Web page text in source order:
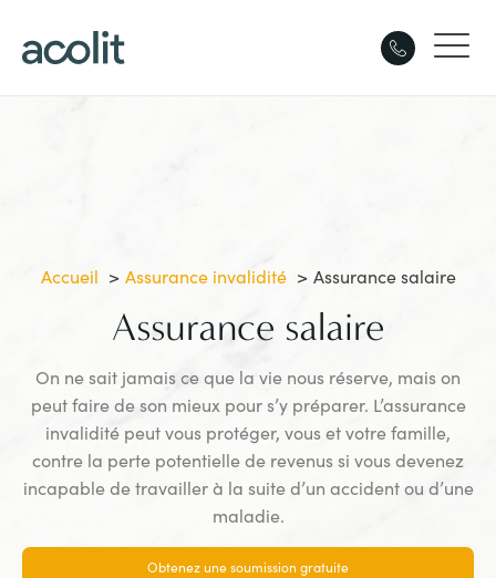
Accueil Assurance invalidité Assurance salaire
Assurance salaire
On ne sait jamais ce que la vie nous réserve, mais on
peut faire de son mieux pour s’y préparer. L’assurance
invalidité peut vous protéger, vous et votre famille,
contre la perte potentielle de revenus si vous devenez
incapable de travailler à la suite d’un accident ou d’une
maladie.
Obtenez une soumission gratuite